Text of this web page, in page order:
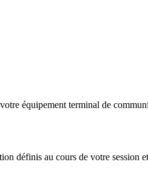
équipement terminal de
définis au cours de votre session